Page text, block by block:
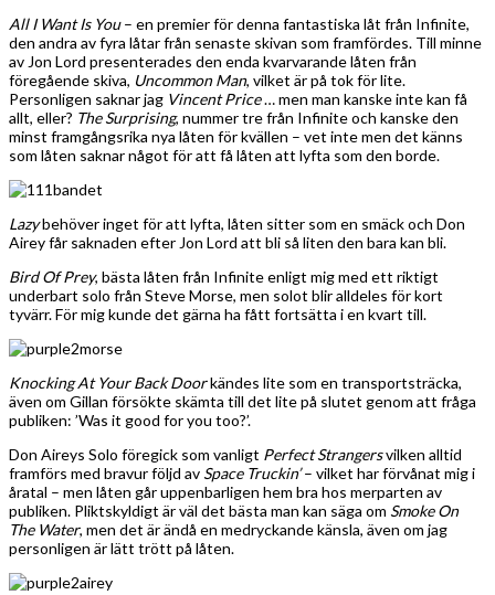
All I Want Is You– en premier för denna fantastiska låt från Infinite,
den andra av fyra låtar från senaste skivan som framfördes. Till minne
av Jon Lord presenterades den enda kvarvarande låten från
föregående skiva, Uncommon Man, vilket är på tok för lite.
Personligen saknar jag Vincent Price… men man kanske inte kan få
allt, eller? The Surprising, nummer tre från Infinite och kanske den
minst framgångsrika nya låten för kvällen – vet inte men det känns
som låten saknar något för att få låten att lyfta som den borde.
Lazybehöver inget för att lyfta, låten sitter som en smäck och Don
Airey får saknaden efter Jon Lord att bli så liten den bara kan bli.
Bird Of Prey, bästa låten från Infinite enligt mig med ett riktigt
underbart solo från Steve Morse, men solot blir alldeles för kort
tyvärr. För mig kunde det gärna ha fått fortsätta i en kvart till.
Knocking At Your Back Doorkändes lite som en transportsträcka,
även om Gillan försökte skämta till det lite på slutet genom att fråga
publiken: ’Was it good for you too?’.
Don Aireys Solo föregick som vanligt Perfect Strangersvilken alltid
framförs med bravur följd av Space Truckin’– vilket har förvånat mig i
åratal – men låten går uppenbarligen hem bra hos merparten av
publiken. Pliktskyldigt är väl det bästa man kan säga om Smoke On
The Water, men det är ändå en medryckande känsla, även om jag
personligen är lätt trött på låten.